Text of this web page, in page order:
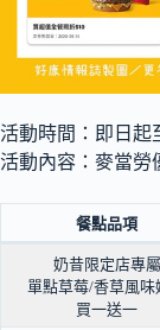
活動時間：即日起
活動內容：麥當勞
餐點品項
奶昔限定店專屬
單點草莓/香草風味
買一送一